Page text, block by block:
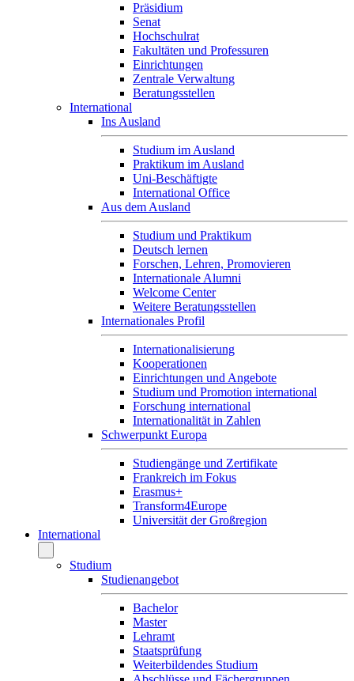
Präsidium
Senat
Hochschulrat
Fakultäten und Professuren
Einrichtungen
Zentrale Verwaltung
Beratungsstellen
International
Ins Ausland
Studium im Ausland
Praktikum im Ausland
Uni-Beschäftigte
International Office
Aus dem Ausland
Studium und Praktikum
Deutsch lernen
Forschen, Lehren, Promovieren
Internationale Alumni
Welcome Center
Weitere Beratungsstellen
Internationales Profil
Internationalisierung
Kooperationen
Einrichtungen und Angebote
Studium und Promotion international
Forschung international
Internationalität in Zahlen
Schwerpunkt Europa
Studiengänge und Zertifikate
Frankreich im Fokus
Erasmus+
Transform4Europe
Universität der Großregion
International
Studium
Studienangebot
Bachelor
Master
Lehramt
Staatsprüfung
Weiterbildendes Studium